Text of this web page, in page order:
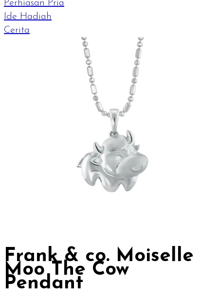
Perhiasan Pria
Ide Hadiah
Cerita
Frank & co. Moiselle
Moo The Cow
Pendant